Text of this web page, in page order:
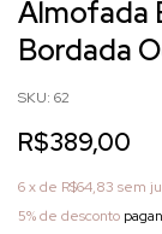
Almofada
Bordada
SKU: 62
R$389,00
6x de R$64,83 sem
5% de desconto